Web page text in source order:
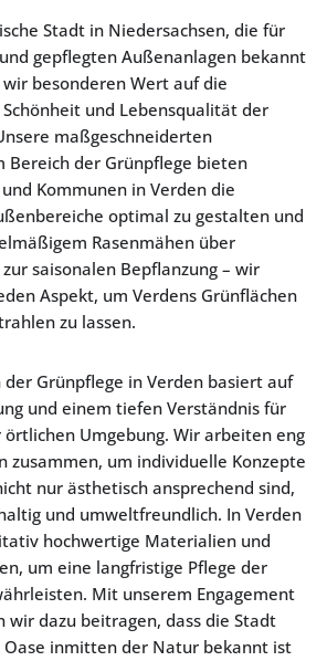
Stadt in Niedersachsen, die für
gepflegten Außenanlagen bekannt
besonderen Wert auf die
und Lebensqualität der
maßgeschneiderten
Bereich der Grünpflege bieten
Kommunen in Verden die
optimal zu gestalten und
Rasenmähen über
saisonalen Bepflanzung – wir
Aspekt, um Verdens Grünflächen
zu lassen.
der Grünpflege in Verden basiert auf
und einem tiefen Verständnis für
Umgebung. Wir arbeiten eng
zusammen, um individuelle Konzepte
nur ästhetisch ansprechend sind,
und umweltfreundlich. In Verden
hochwertige Materialien und
um eine langfristige Pflege der
Mit unserem Engagement
wir dazu beitragen, dass die Stadt
inmitten der Natur bekannt ist